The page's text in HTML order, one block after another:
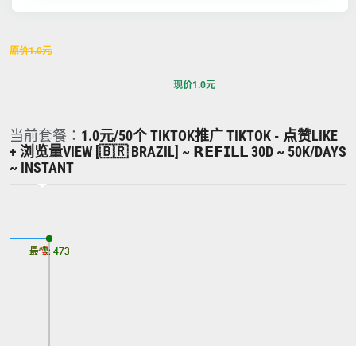
原价1.0元
现价1.0元
当前套餐： 1.0元/50个 TIKTOK推广 TIKTOK - 点赞LIKE
+ 浏览量VIEW [🇧🇷 BRAZIL] ~ 𝗥𝗘𝗙𝗜𝗟𝗟 30D ~ 50K/DAYS
~ INSTANT
最慢: 473
最快: 473